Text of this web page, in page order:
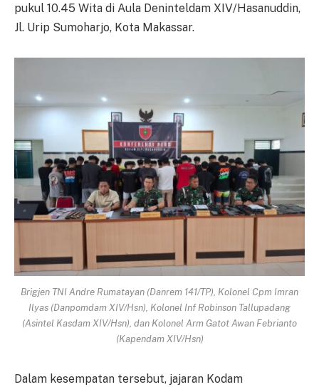
pukul 10.45 Wita di Aula Deninteldam XIV/Hasanuddin,
Jl. Urip Sumoharjo, Kota Makassar.
Brigjen TNI Andre Rumatayan (Danrem 141/TP), Kolonel Cpm Imran
Ilyas (Danpomdam XIV/Hsn), Kolonel Inf Robinson Tallupadang
(Asintel Kasdam XIV/Hsn), dan Kolonel Arm Gatot Awan Febrianto
(Kapendam XIV/Hsn)
Dalam kesempatan tersebut, jajaran Kodam